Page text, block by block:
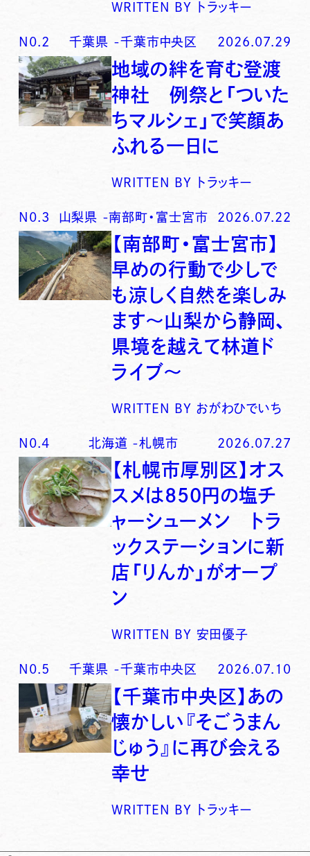
WRITTEN BY トラッキー
N0. 2 千葉県 -千葉市中央区 2026.07.29
地域の絆を育む登渡
神社 例祭と「ついた
ちマルシェ」で笑顔あ
ふれる一日に
WRITTEN BY トラッキー
N0. 3 山梨県 -南部町・富士宮市 2026.07.22
【南部町・富士宮市】
早めの行動で少しで
も涼しく自然を楽しみ
ます〜山梨から静岡、
県境を越えて林道ド
ライブ〜
WRITTEN BY おがわひでいち
N0.4 北海道 -札幌市 2026.07.27
【札幌市厚別区】オス
スメは850円の塩チ
ャーシューメン トラ
ックステーションに新
店「りんか」がオープ
ン
WRITTEN BY 安田優子
N0. 5 千葉県 -千葉市中央区 2026.07.10
【千葉市中央区】あの
懐かしい『そごうまん
じゅう』に再び会える
幸せ
WRITTEN BY トラッキー